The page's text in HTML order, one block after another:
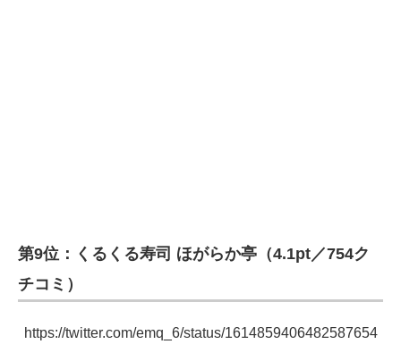
第9位：くるくる寿司 ほがらか亭（4.1pt／754ク
チコミ）
https://twitter.com/emq_6/status/1614859406482587654